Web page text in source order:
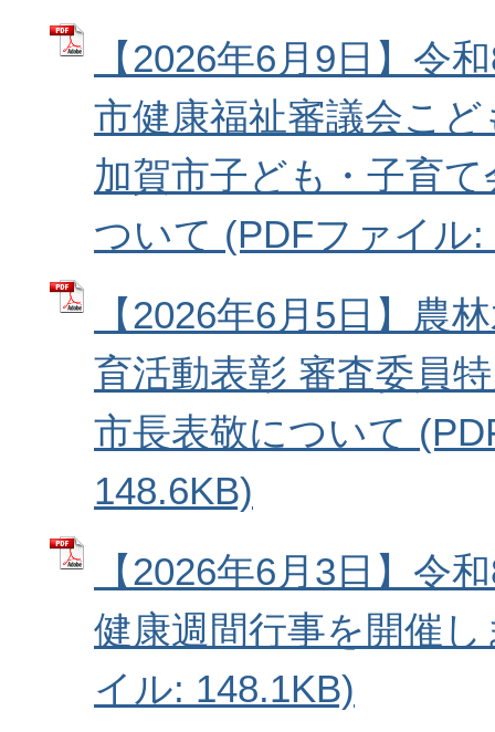
【2026年6月9日】令
市健康福祉審議会こ
加賀市子ども・子育
ついて (PDFファイル:
【2026年6月5日】農
育活動表彰 審査委員
市長表敬について
148.6KB)
【2026年6月3日】令
健康週間行事を開催
イル: 148.1KB)